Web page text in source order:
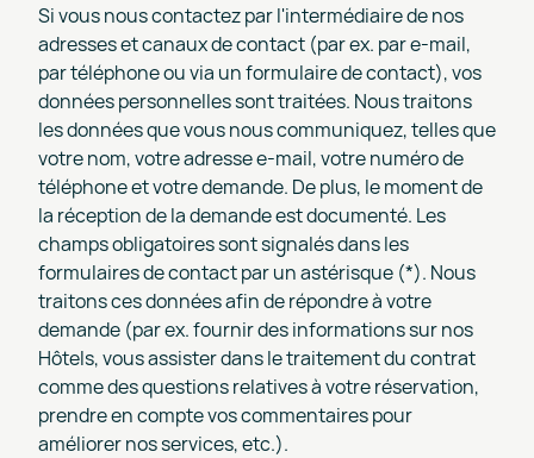
Si vous nous contactez par l'intermédiaire de nos
adresses et canaux de contact (par ex. par e-mail,
par téléphone ou via un formulaire de contact), vos
données personnelles sont traitées. Nous traitons
les données que vous nous communiquez, telles que
votre nom, votre adresse e-mail, votre numéro de
téléphone et votre demande. De plus, le moment de
la réception de la demande est documenté. Les
champs obligatoires sont signalés dans les
formulaires de contact par un astérisque (*). Nous
traitons ces données afin de répondre à votre
demande (par ex. fournir des informations sur nos
Hôtels, vous assister dans le traitement du contrat
comme des questions relatives à votre réservation,
prendre en compte vos commentaires pour
améliorer nos services, etc.).